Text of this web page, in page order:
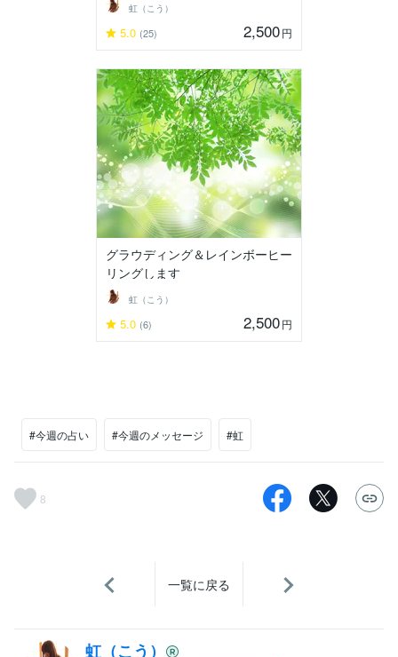
虹（こう）
5.0 (25) 2,500円
グラウディング＆レインボーヒー
リングします
虹（こう）
5.0 (6) 2,500円
#今週の占い #今週のメッセージ #虹
8
一覧に戻る
虹（こう）